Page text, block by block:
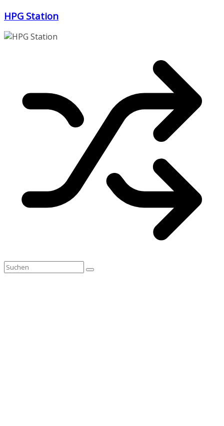
Zum
springen
HPG Station